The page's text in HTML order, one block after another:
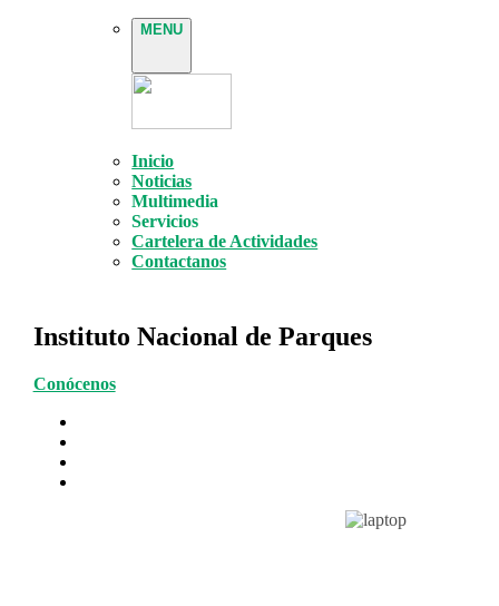
MENU
Inicio
Noticias
Multimedia
Servicios
Cartelera de Actividades
Contactanos
Instituto Nacional de Parques
Conócenos